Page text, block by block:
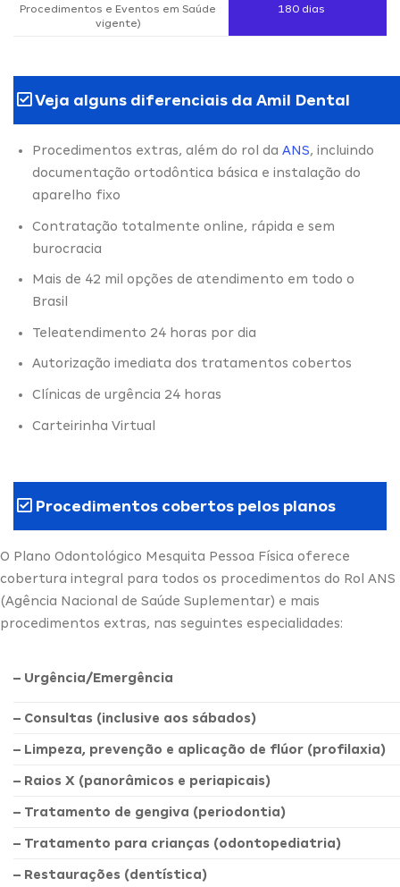
Procedimentos e Eventos em Saúde
vigente)
180 dias
Veja alguns diferenciais da Amil Dental
Procedimentos extras, além do rol da ANS, incluindo
documentação ortodôntica básica e instalação do
aparelho fixo
Contratação totalmente online, rápida e sem
burocracia
Mais de 42 mil opções de atendimento em todo o
Brasil
Teleatendimento 24 horas por dia
Autorização imediata dos tratamentos cobertos
Clínicas de urgência 24 horas
Carteirinha Virtual
Procedimentos cobertos pelos planos
O Plano Odontológico Mesquita Pessoa Física oferece
cobertura integral para todos os procedimentos do Rol ANS
(Agência Nacional de Saúde Suplementar) e mais
procedimentos extras, nas seguintes especialidades:
– Urgência/Emergência
– Consultas (inclusive aos sábados)
– Limpeza, prevenção e aplicação de flúor (profilaxia)
– Raios X (panorâmicos e periapicais)
– Tratamento de gengiva (periodontia)
– Tratamento para crianças (odontopediatria)
– Restaurações (dentística)